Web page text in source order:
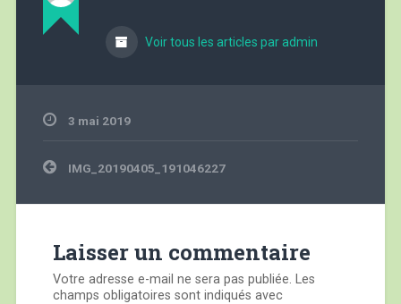
Voir tous les articles par admin
3 mai 2019
Navigation
de
IMG_20190405_191046227
Laisser un commentaire
Votre adresse e-mail ne sera pas publiée. Les
champs obligatoires sont indiqués avec